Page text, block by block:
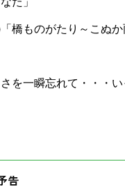
橋ものがたり～こぬか
を一瞬忘れて・・・
告